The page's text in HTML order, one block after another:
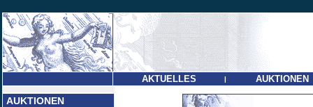
AKTUELLES | AUKTIONEN
AUKTIONEN